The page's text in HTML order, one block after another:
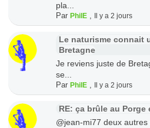
pla...
ParPhilE , Il y a 2 jours
Le naturisme connait
Bretagne
Je reviens juste de
se...
ParPhilE , Il y a 2 jours
RE: ça brûle au
@jean-mi77 deux